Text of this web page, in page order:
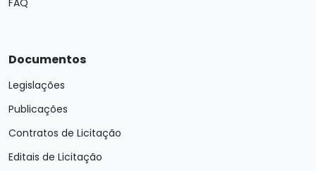
FAQ
Documentos
Legislações
Publicações
Contratos de Licitação
Editais de Licitação